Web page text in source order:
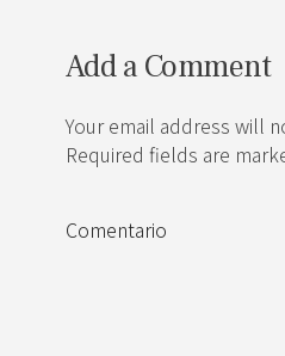
Add a Comment
Your email address will
Required fields are
Comentario